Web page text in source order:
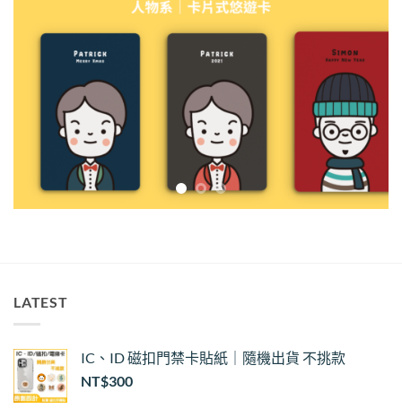
LATEST
IC、ID 磁扣門禁卡貼紙｜隨機出貨 不挑款
NT$300